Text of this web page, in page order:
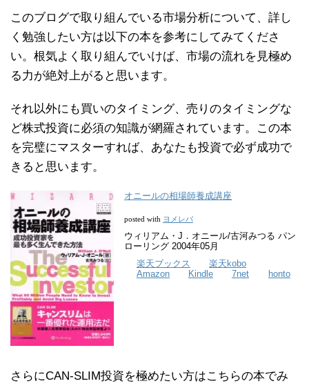
このブログで取り組んでいる市場分析について、詳し
く勉強したい方は以下の本を参考にしてみてくださ
い。根気よく取り組んでいけば、市場の流れを見極め
る力が絶対上がると思います。
それ以外にも買いのタイミング、売りのタイミングな
ど株式投資に必須の知識が網羅されています。この本
を完璧にマスターすれば、あなたも投資で必ず成功で
きると思います。
オニールの相場師養成講座
posted with ヨメレバ
ウィリアム・J．オニール/古河みつる パン
ローリング 2004年05月
楽天ブックス
楽天kobo
Amazon
Kindle 7net honto
さらにCAN-SLIM投資を極めたい方はこちらの本でみ